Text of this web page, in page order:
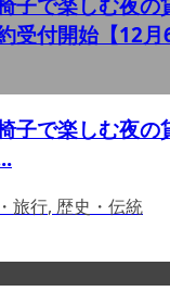
付開始【12月6
子で楽しむ夜の
旅行, 歴史・伝統